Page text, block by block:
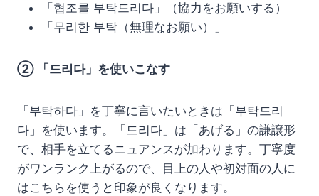
「협조를 부탁드리다」（協力をお願いする）
「무리한 부탁（無理なお願い）」
② 「드리다」を使いこなす
「부탁하다」を丁寧に言いたいときは「부탁드리
다」を使います。「드리다」は「あげる」の謙譲形
で、相手を立てるニュアンスが加わります。丁寧度
がワンランク上がるので、目上の人や初対面の人に
はこちらを使うと印象が良くなります。